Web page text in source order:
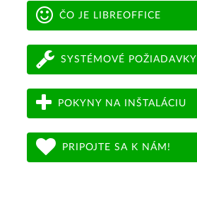
ČO JE LIBREOFFICE
SYSTÉMOVÉ POŽIADAVKY
POKYNY NA INŠTALÁCIU
PRIPOJTE SA K NÁM!